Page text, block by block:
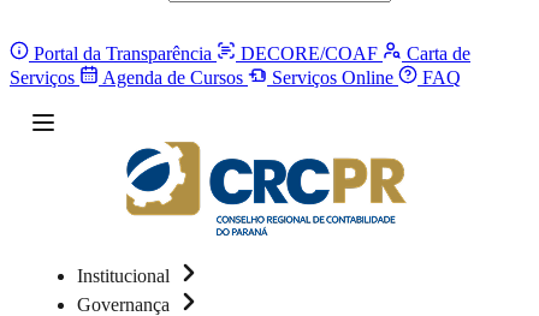
Portal da Transparência DECORE/COAF
Carta de
Serviços
Agenda de Cursos Serviços Online FAQ
Institucional
Governança